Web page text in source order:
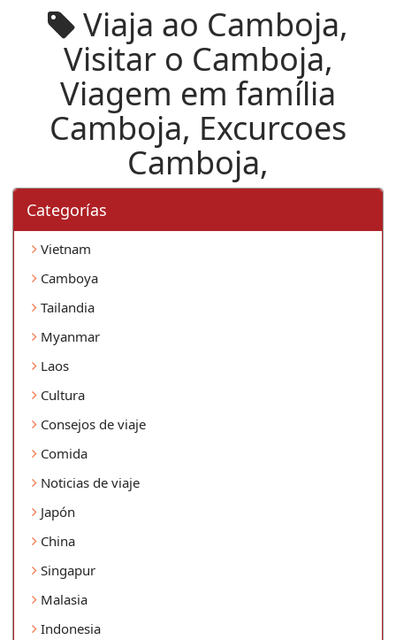
Viaja ao Camboja,
Visitar o Camboja,
Viagem em família
Camboja, Excurcoes
Camboja,
Categorí­as
Vietnam
Camboya
Tailandia
Myanmar
Laos
Cultura
Consejos de viaje
Comida
Noticias de viaje
Japón
China
Singapur
Malasia
Indonesia